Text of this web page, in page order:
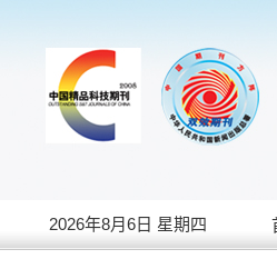
2026年8月6日 星期四